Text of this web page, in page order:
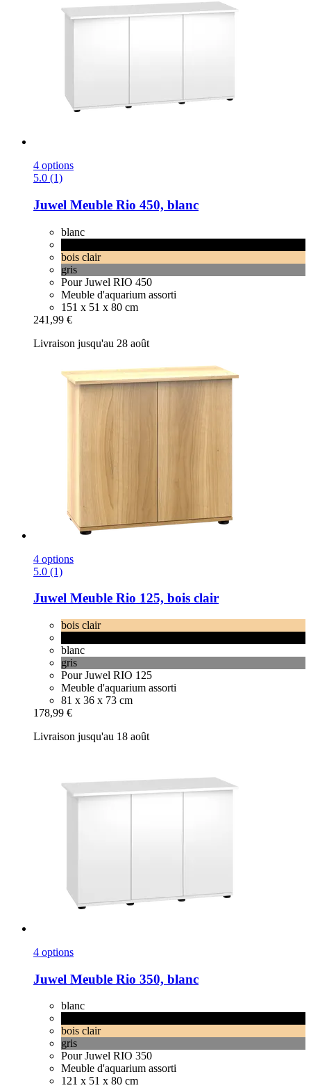
4 options
5.0 (1)
Juwel Meuble Rio 450, blanc
blanc
bois clair
gris
Pour Juwel RIO 450
Meuble d'aquarium assorti
151 x 51 x 80 cm
241,99 €
Livraison jusqu'au 28 août
4 options
5.0 (1)
Juwel Meuble Rio 125, bois clair
bois clair
blanc
gris
Pour Juwel RIO 125
Meuble d'aquarium assorti
81 x 36 x 73 cm
178,99 €
Livraison jusqu'au 18 août
4 options
Juwel Meuble Rio 350, blanc
blanc
bois clair
gris
Pour Juwel RIO 350
Meuble d'aquarium assorti
121 x 51 x 80 cm